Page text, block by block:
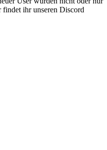
findet ihr unseren Discord